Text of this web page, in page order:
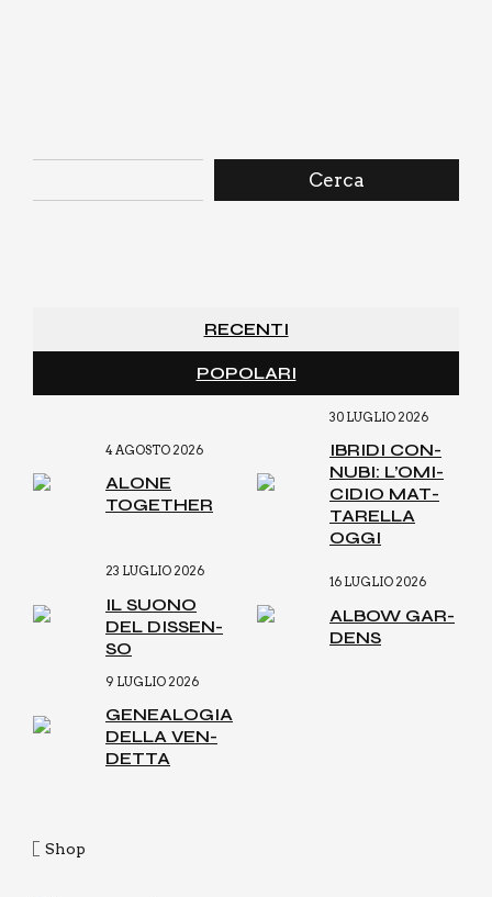
Cerca
RECENTI
POPOLARI
4 AGOSTO 2026
ALO­NE
TOGE­THER
30 LUGLIO 2026
IBRI­DI CON­
NU­BI: L’O­MI­
CI­DIO MAT­
TA­REL­LA
OGGI
23 LUGLIO 2026
IL SUO­NO
DEL DIS­SEN­
SO
16 LUGLIO 2026
ALBOW GAR­
DENS
9 LUGLIO 2026
GENEA­LO­GIA
DEL­LA VEN­
DET­TA
Shop